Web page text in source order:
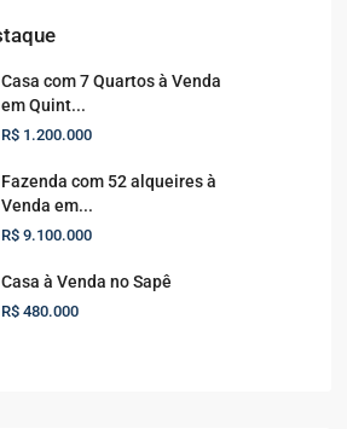
Casa com 7 Quartos à Venda
em Quint...
R$ 1.200.000
Fazenda com 52 alqueires à
Venda em...
R$ 9.100.000
Casa à Venda no Sapê
R$ 480.000